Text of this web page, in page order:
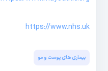
https://www.nhs.uk
بیماری های پوست و مو